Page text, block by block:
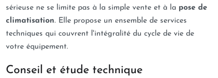
sérieuse ne se limite pas à la simple vente et à la pose de
climatisation. Elle propose un ensemble de services
techniques qui couvrent l'intégralité du cycle de vie de
votre équipement.
Conseil et étude technique